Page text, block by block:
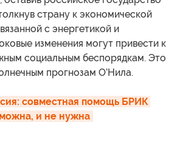
страну к экономической
с энергетикой и
изменения могут привести к
социальным беспорядкам. Это
прогнозам О’Нила.
совместная помощь БРИК
и не нужна